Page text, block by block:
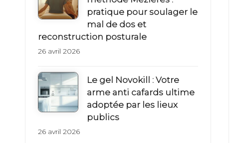
pratique pour soulager le
mal de dos et
reconstruction posturale
26 avril 2026
Le gel Novokill : Votre
arme anti cafards ultime
adoptée par les lieux
publics
26 avril 2026